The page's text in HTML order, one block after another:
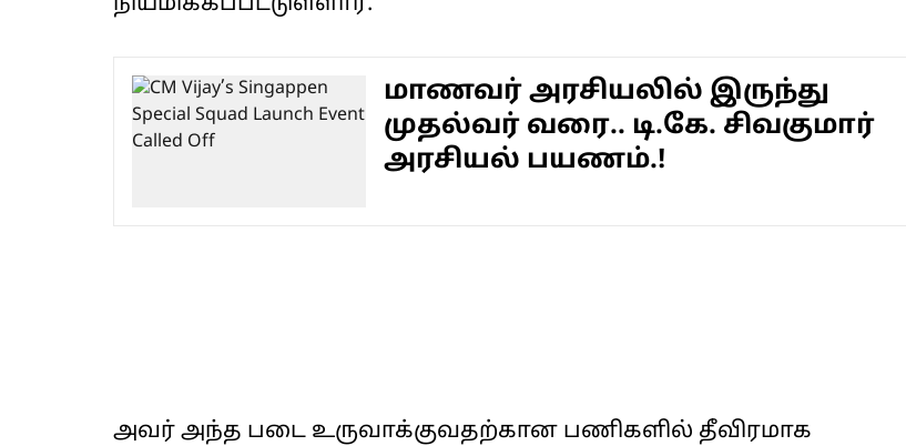
மாணவர் அரசியலில் இருந்து
முதல்வர் வரை.. டி.கே. சிவகுமார்
அரசியல் பயணம்.!
அவர் அந்த படை உருவாக்குவதற்கான பணிகளில் தீவிரமாக